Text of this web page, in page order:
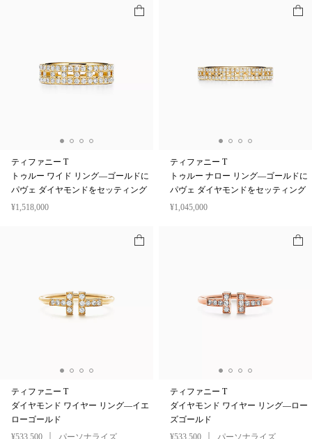
ティファニー T
トゥルー ワイド リング—ゴールドに
パヴェ ダイヤモンドをセッティング
¥1,518,000
ティファニー T
トゥルー ナロー リング—ゴールドに
パヴェ ダイヤモンドをセッティング
¥1,045,000
ティファニー T
ダイヤモンド ワイヤー リング—イエ
ローゴールド
¥533,500
パーソナライズ
ティファニー T
ダイヤモンド ワイヤー リング—ロー
ズゴールド
¥533,500
パーソナライズ